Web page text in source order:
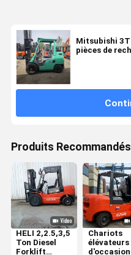
Mitsubishi 3T
pièces de
Produits Recommandés
HELI 2,2.5,3,5
Ton Diesel
Forklift
Chariots
élévateurs